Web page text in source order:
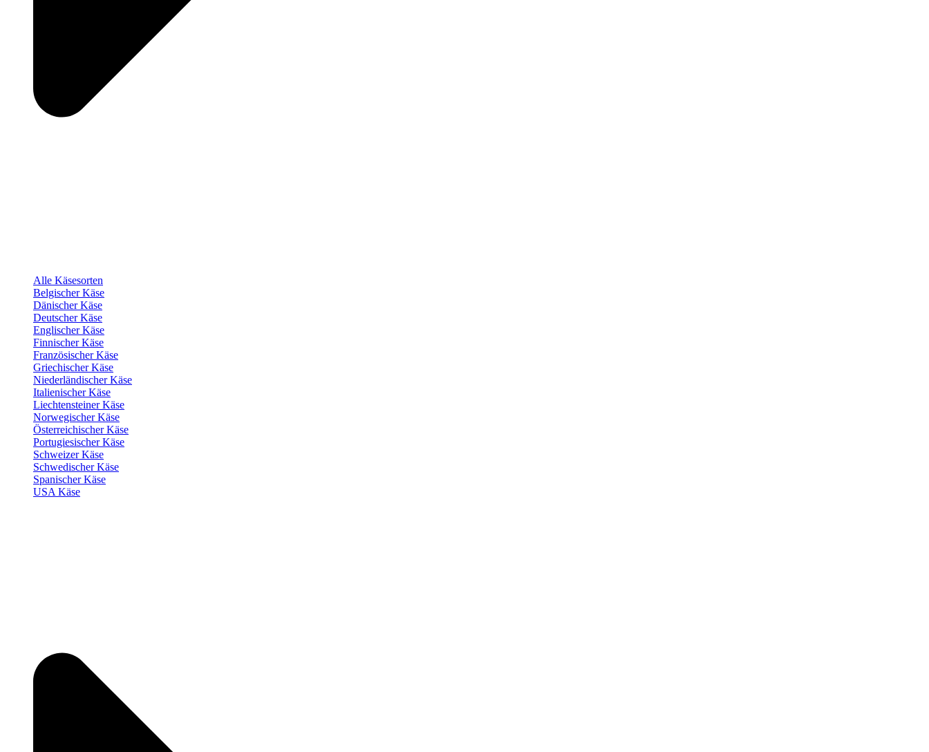
Alle Käsesorten
Belgischer Käse
Dänischer Käse
Deutscher Käse
Englischer Käse
Finnischer Käse
Französischer Käse
Griechischer Käse
Niederländischer Käse
Italienischer Käse
Liechtensteiner Käse
Norwegischer Käse
Österreichischer Käse
Portugiesischer Käse
Schweizer Käse
Schwedischer Käse
Spanischer Käse
USA Käse